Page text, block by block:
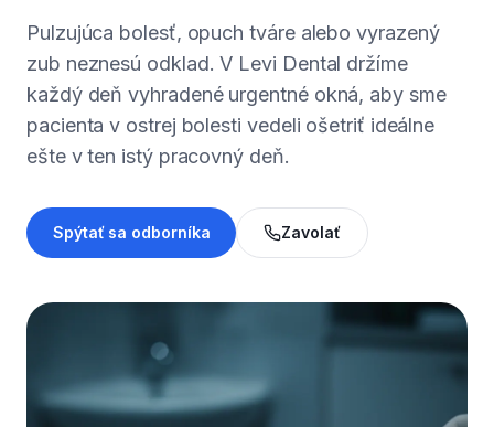
Pulzujúca bolesť, opuch tváre alebo vyrazený
zub neznesú odklad. V Levi Dental držíme
každý deň vyhradené urgentné okná, aby sme
pacienta v ostrej bolesti vedeli ošetriť ideálne
ešte v ten istý pracovný deň.
Spýtať sa odborníka Zavolať